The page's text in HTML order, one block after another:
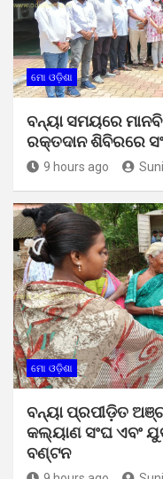
ମୋ ଓଡ଼ିଶା
ବନ୍ୟା ସମୟରେ
ରକ୍ତଦାନ ଶିବିରରେ
9 hours ago
ମୋ ଓଡ଼ିଶା
ବନ୍ୟା ପ୍ରପୀଡ଼ିତ
କଲ୍ୟାଣ ସଂଘ ଏବଂ
ବଣ୍ଟନ